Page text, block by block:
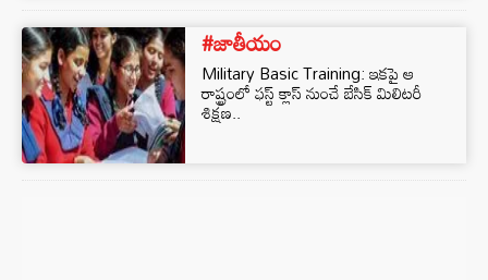
#జాతీయం
Military Basic Training: ఇకపై ఆ
రాష్ట్రంలో ఫస్ట్ క్లాస్ నుంచే బేసిక్‌ మిలిటరీ
శిక్షణ..